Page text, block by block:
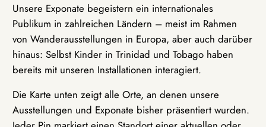
Unsere Exponate begeistern ein internationales
Publikum in zahlreichen Ländern – meist im Rahmen
von Wanderausstellungen in Europa, aber auch darüber
hinaus: Selbst Kinder in Trinidad und Tobago haben
bereits mit unseren Installationen interagiert.
Die Karte unten zeigt alle Orte, an denen unsere
Ausstellungen und Exponate bisher präsentiert wurden.